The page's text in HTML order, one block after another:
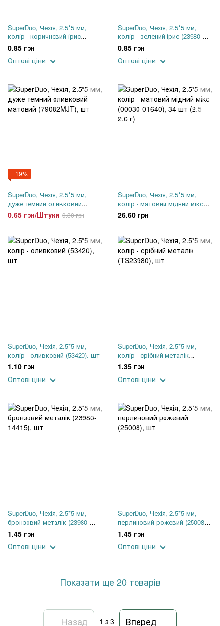
SuperDuo, Чехія, 2.5*5 мм,
колір - коричневий ірис
(23980-21415), шт
0.85 грн
Оптові ціни
SuperDuo, Чехія, 2.5*5 мм,
колір - зелений ірис (23980-
21455), шт
0.85 грн
Оптові ціни
−19%
SuperDuo, Чехія, 2.5*5 мм,
дуже темний оливковий
матовий (79082MJT), шт
0.65 грн/Штуки 0.80 грн
SuperDuo, Чехія, 2.5*5 мм,
колір - матовий мідний мікс
(00030-01640), 34 шт (2.5-2.6 г)
26.60 грн
SuperDuo, Чехія, 2.5*5 мм,
колір - оливковий (53420), шт
1.10 грн
Оптові ціни
SuperDuo, Чехія, 2.5*5 мм,
колір - срібний металік
(TS23980), шт
1.35 грн
Оптові ціни
SuperDuo, Чехія, 2.5*5 мм,
бронзовий металік (23980-
14415), шт
1.45 грн
Оптові ціни
SuperDuo, Чехія, 2.5*5 мм,
перлиновий рожевий (25008),
шт
1.45 грн
Оптові ціни
Показати ще 20 товарів
Назад 1 з 3 Вперед